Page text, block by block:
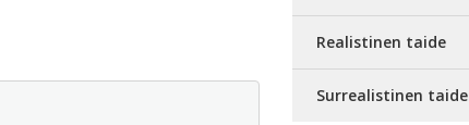
Realistinen taide
Surrealistinen taide